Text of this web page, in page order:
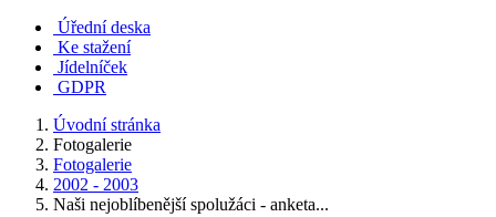
Úřední deska
Ke stažení
Jídelníček
GDPR
Úvodní stránka
Fotogalerie
Fotogalerie
2002 - 2003
Naši nejoblíbenější spolužáci - anketa...